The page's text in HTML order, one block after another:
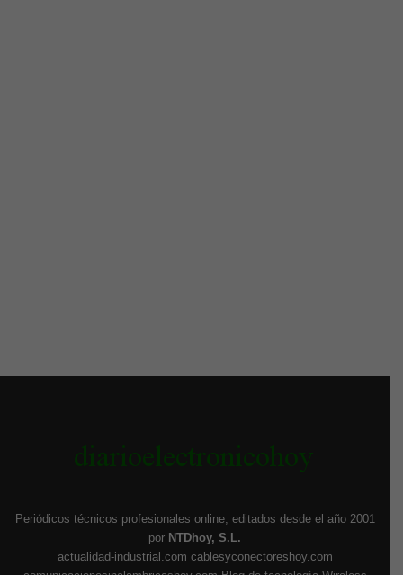
Periódicos técnicos profesionales online, editados desde el año 2001
por NTDhoy, S.L.
actualidad-industrial.com cablesyconectoreshoy.com